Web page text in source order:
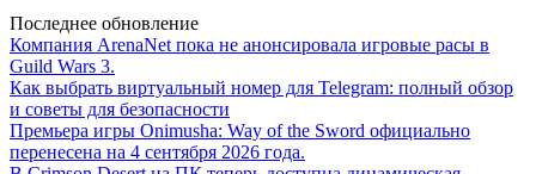
Последнее обновление
Компания ArenaNet пока не анонсировала игровые расы в
Guild Wars 3.
Как выбрать виртуальный номер для Telegram: полный обзор
и советы для безопасности
Премьера игры Onimusha: Way of the Sword официально
перенесена на 4 сентября 2026 года.